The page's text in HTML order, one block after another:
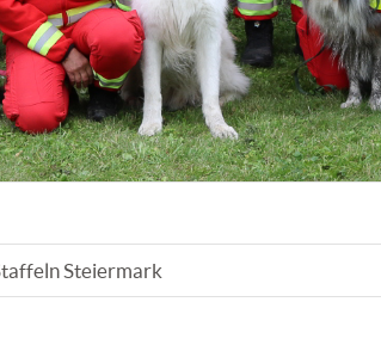
Steiermark